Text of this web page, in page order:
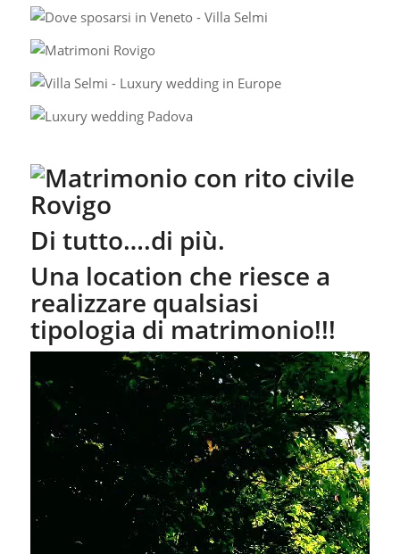
Di tutto….di più.
Una location che riesce a
realizzare qualsiasi
tipologia di matrimonio!!!